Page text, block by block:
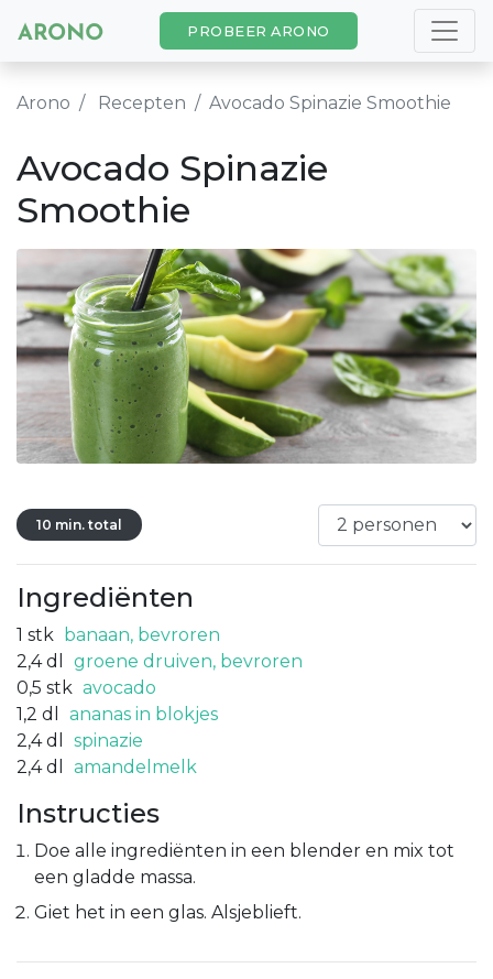
PROBEER ARONO
Arono Recepten Avocado Spinazie Smoothie
Avocado Spinazie
Smoothie
10 min. total
Ingrediënten
1 stk banaan, bevroren
2,4 dl
groene druiven, bevroren
0,5 stk avocado
1,2 dl
ananas in blokjes
2,4 dl
spinazie
2,4 dl amandelmelk
Instructies
Doe alle ingrediënten in een blender en mix tot
een gladde massa.
Giet het in een glas. Alsjeblieft.